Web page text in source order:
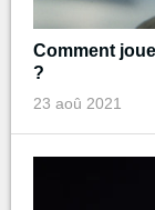
Comment
?
23 aoû 2021